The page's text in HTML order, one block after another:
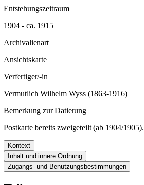
Entstehungszeitraum
1904 - ca. 1915
Archivalienart
Ansichtskarte
Verfertiger/-in
Vermutlich Wilhelm Wyss (1863-1916)
Bemerkung zur Datierung
Postkarte bereits zweigeteilt (ab 1904/1905).
Kontext
Inhalt und innere Ordnung
Zugangs- und Benutzungsbestimmungen